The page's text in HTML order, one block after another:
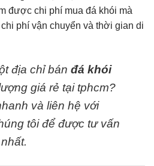
được chi phí mua đá khói mà
phí vận chuyển và thời gian di
địa chỉ bán đá khói
giá rẻ tại tphcm?
và liên hệ với
tôi để được tư vấn